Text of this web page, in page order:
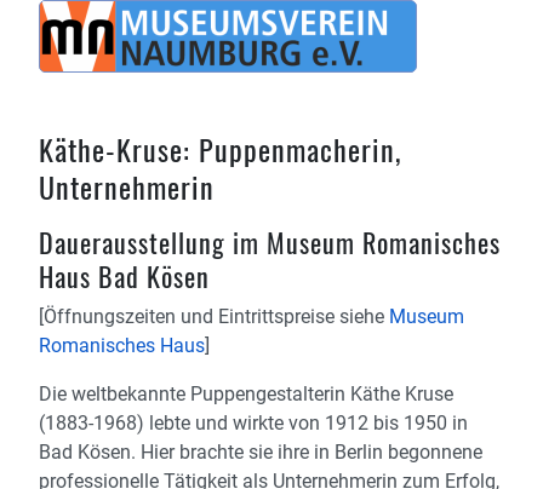
Käthe-Kruse: Puppenmacherin,
Unternehmerin
Dauerausstellung im Museum Romanisches
Haus Bad Kösen
[Öffnungszeiten und Eintrittspreise siehe Museum
Romanisches Haus]
Die weltbekannte Puppengestalterin Käthe Kruse
(1883-1968) lebte und wirkte von 1912 bis 1950 in
Bad Kösen. Hier brachte sie ihre in Berlin begonnene
professionelle Tätigkeit als Unternehmerin zum Erfolg,